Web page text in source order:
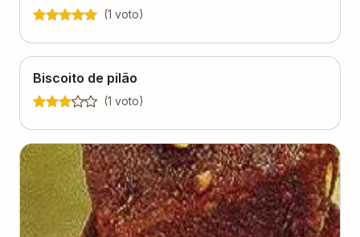
(1 voto)
Biscoito de pilão
(1 voto)